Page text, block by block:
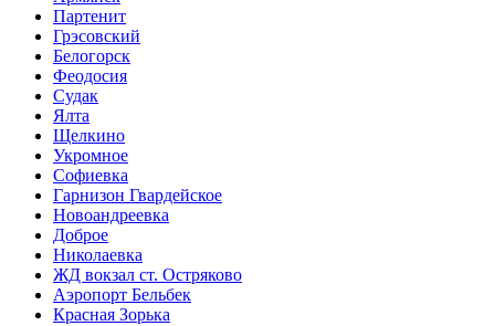
Партенит
Грэсовский
Белогорск
Феодосия
Судак
Ялта
Щелкино
Укромное
Софиевка
Гарнизон Гвардейское
Новоандреевка
Доброе
Николаевка
ЖД вокзал ст. Остряково
Аэропорт Бельбек
Красная Зорька